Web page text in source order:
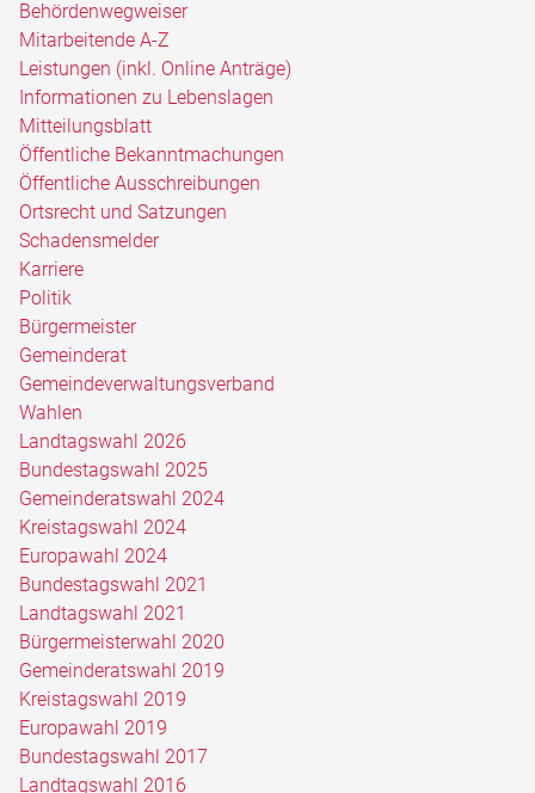
Behördenwegweiser
Mitarbeitende A-Z
Leistungen (inkl. Online Anträge)
Informationen zu Lebenslagen
Mitteilungsblatt
Öffentliche Bekanntmachungen
Öffentliche Ausschreibungen
Ortsrecht und Satzungen
Schadensmelder
Karriere
Politik
Bürgermeister
Gemeinderat
Gemeindeverwaltungsverband
Wahlen
Landtagswahl 2026
Bundestagswahl 2025
Gemeinderatswahl 2024
Kreistagswahl 2024
Europawahl 2024
Bundestagswahl 2021
Landtagswahl 2021
Bürgermeisterwahl 2020
Gemeinderatswahl 2019
Kreistagswahl 2019
Europawahl 2019
Bundestagswahl 2017
Landtagswahl 2016